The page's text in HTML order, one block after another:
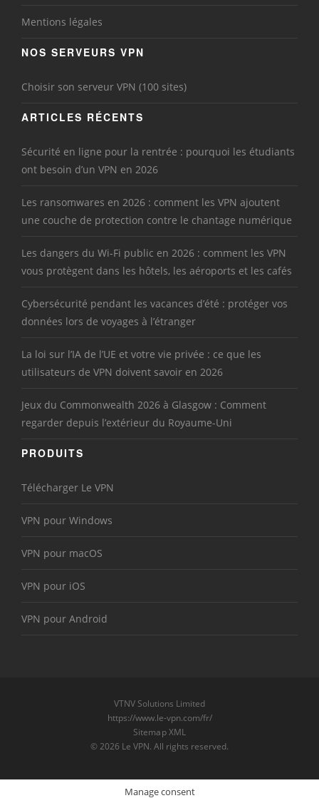
Mentions légales
NOS SERVEURS VPN
Choisir son serveur VPN (100 sites)
ARTICLES RÉCENTS
Sécurité en ligne pour la rentrée : pourquoi les étudiants
ont besoin d’un VPN en 2026
Les ransomwares en 2026 : comment les VPN ajoutent
une couche de protection contre le chantage numérique
Les dangers du Wi-Fi public en 2026 : comment les VPN
vous protègent dans les hôtels, les aéroports et les cafés
Cybersécurité pendant les vacances d’été : protéger vos
données lors de voyages à l’étranger
La loi sur l’IA de l’UE et votre vie privée : ce que les
utilisateurs de VPN doivent savoir en 2026
Jeux du Commonwealth 2026 à Glasgow : Comment
regarder depuis l’extérieur du Royaume-Uni
PRODUITS
Télécharger Le VPN
VPN pour Windows
VPN pour macOS
VPN pour iOS
VPN pour Android
VTNV Solutions Limited
https://www.le-vpn.com/fr/
Sitemap XML
© 2026 Le VPN. All rights reserved.
Manage consent